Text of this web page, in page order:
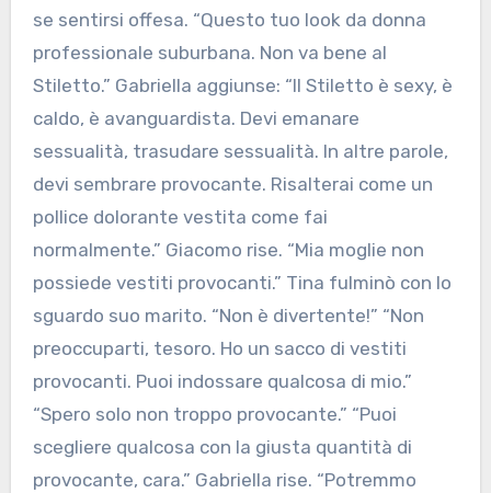
se sentirsi offesa. “Questo tuo look da donna
professionale suburbana. Non va bene al
Stiletto.” Gabriella aggiunse: “Il Stiletto è sexy, è
caldo, è avanguardista. Devi emanare
sessualità, trasudare sessualità. In altre parole,
devi sembrare provocante. Risalterai come un
pollice dolorante vestita come fai
normalmente.” Giacomo rise. “Mia moglie non
possiede vestiti provocanti.” Tina fulminò con lo
sguardo suo marito. “Non è divertente!” “Non
preoccuparti, tesoro. Ho un sacco di vestiti
provocanti. Puoi indossare qualcosa di mio.”
“Spero solo non troppo provocante.” “Puoi
scegliere qualcosa con la giusta quantità di
provocante, cara.” Gabriella rise. “Potremmo